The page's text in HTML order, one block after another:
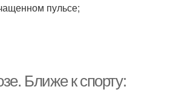
пульсе;
Ближе к спорту: